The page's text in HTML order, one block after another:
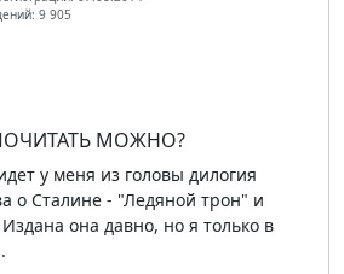
9 905
МОЖНО?
у меня из головы дилогия
о Сталине - "Ледяной трон" и
она давно, но я только в